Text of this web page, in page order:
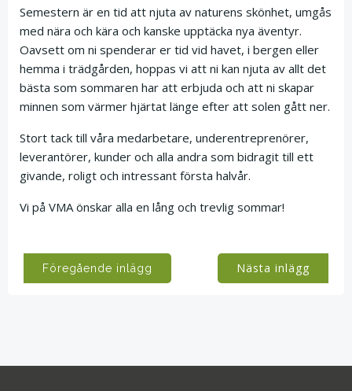
Semestern är en tid att njuta av naturens skönhet, umgås
med nära och kära och kanske upptäcka nya äventyr.
Oavsett om ni spenderar er tid vid havet, i bergen eller
hemma i trädgården, hoppas vi att ni kan njuta av allt det
bästa som sommaren har att erbjuda och att ni skapar
minnen som värmer hjärtat länge efter att solen gått ner.
Stort tack till våra medarbetare, underentreprenörer,
leverantörer, kunder och alla andra som bidragit till ett
givande, roligt och intressant första halvår.
Vi på VMA önskar alla en lång och trevlig sommar!
Post
Föregående inlägg
PostNästa inlägg